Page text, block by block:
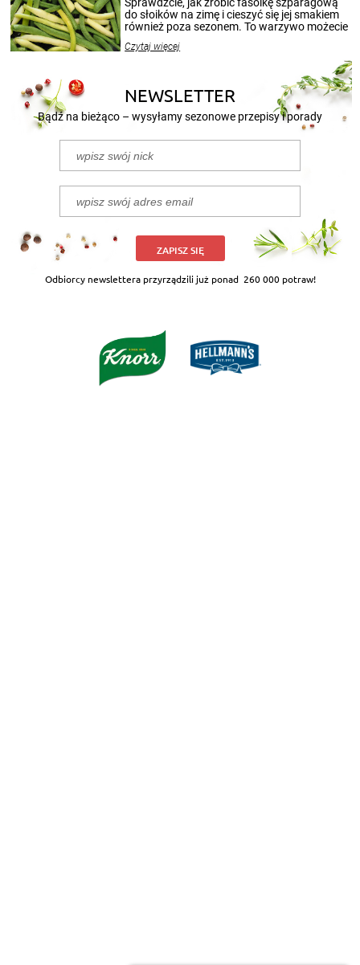
przetworów.
Sprawdźcie, jak zrobić fasolkę szparagową
do słoików na zimę i cieszyć się jej smakiem
również poza sezonem. To warzywo możecie
nasze propozycje!
Czytaj więcej
NEWSLETTER
Bądź na bieżąco – wysyłamy sezonowe przepisy i porady
ZAPISZ SIĘ
Odbiorcy newslettera przyrządzili już ponad 260 000 potraw!